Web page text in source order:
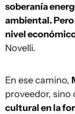
soberanía
ambiental.
nivel
Novelli.
En ese camino,
proveedor, sino
cultural en la